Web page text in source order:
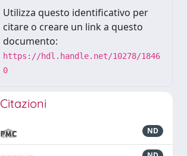
Utilizza questo identificativo per
citare o creare un link a questo
documento:
https://hdl.handle.net/10278/1846
0
Citazioni
ND